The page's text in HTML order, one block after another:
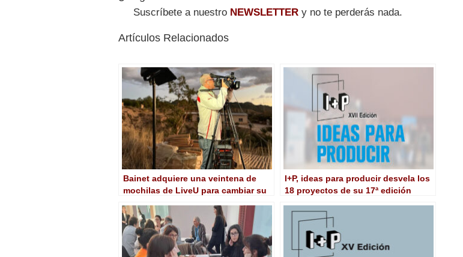
Suscríbete a nuestro NEWSLETTER y no te perderás nada.
Artículos Relacionados
Bainet adquiere una veintena de
mochilas de LiveU para cambiar su
I+P, ideas para producir desvela los
18 proyectos de su 17ª edición